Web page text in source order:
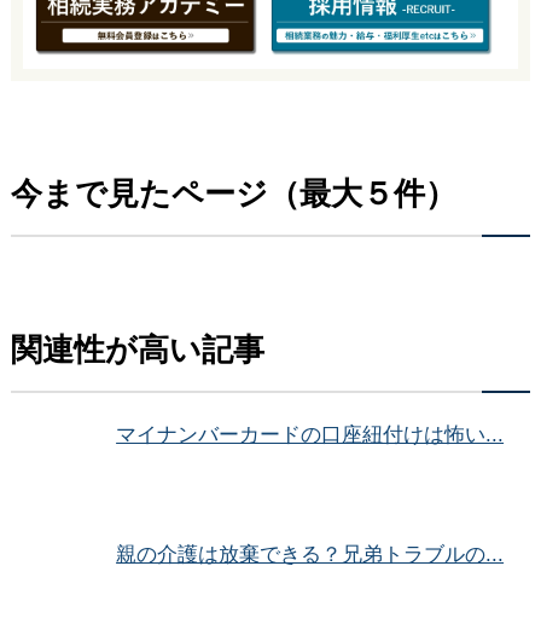
今まで見たページ（最大５件）
関連性が高い記事
マイナンバーカードの口座紐付けは怖い...
親の介護は放棄できる？兄弟トラブルの...